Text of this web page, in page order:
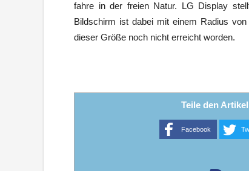
fahre in der freien Natur. LG Display
Bildschirm ist dabei mit einem Radius
dieser Größe noch nicht erreicht worden.
Teile den
Facebook